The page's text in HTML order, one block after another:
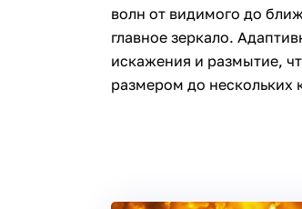
волн от видимого до
главное зеркало.
искажения и размытие,
размером до нескольких